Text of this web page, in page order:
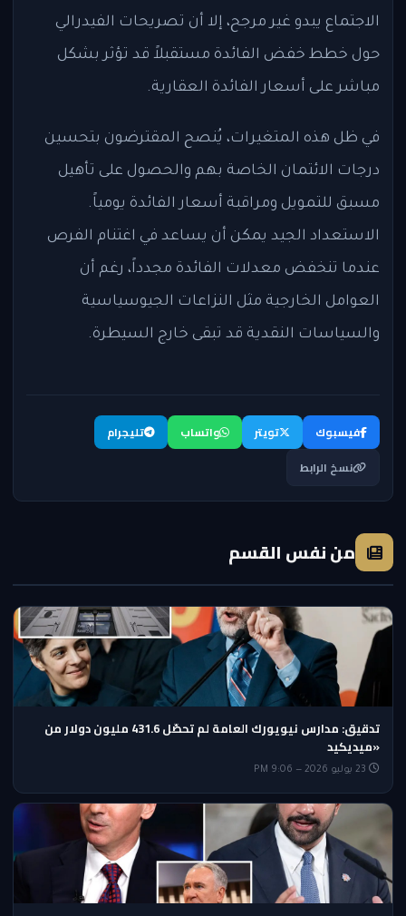
الاجتماع يبدو غير مرجح، إلا أن تصريحات الفيدرالي
حول خطط خفض الفائدة مستقبلاً قد تؤثر بشكل
مباشر على أسعار الفائدة العقارية.
في ظل هذه المتغيرات، يُنصح المقترضون بتحسين
درجات الائتمان الخاصة بهم والحصول على تأهيل
مسبق للتمويل ومراقبة أسعار الفائدة يومياً.
الاستعداد الجيد يمكن أن يساعد في اغتنام الفرص
عندما تنخفض معدلات الفائدة مجدداً، رغم أن
العوامل الخارجية مثل النزاعات الجيوسياسية
والسياسات النقدية قد تبقى خارج السيطرة.
فيسبوك تويتر واتساب
تليجرام
نسخ الرابط
من نفس القسم
تدقيق: مدارس نيويورك العامة لم تحصّل 431.6 مليون دولار من
«ميديكيد